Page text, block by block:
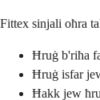
Fittex sinjali oħra
Ħruġ b'riħa
Ħruġ isfar
Ħakk jew